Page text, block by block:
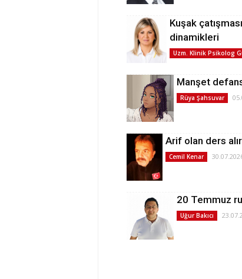
Kuşak
dinamikleri
Uzm. Klinik Psikolog
Manşet
Rüya Şahsuvar
Arif olan ders alır
Cemil Kenar
20 Temmuz
Uğur Bakıcı